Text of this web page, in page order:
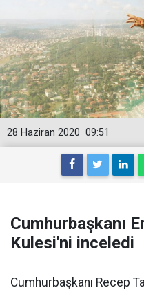
09:51
28 Haziran 2020
Cumhurbaşkanı
Kulesi'ni inceledi
Cumhurbaşkanı Recep